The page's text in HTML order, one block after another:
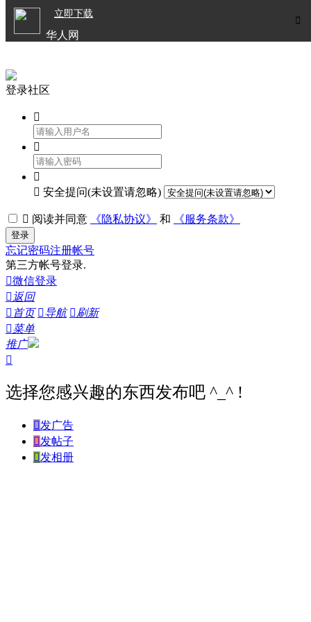

立即下载
华人网
登录社区



 安全提问(未设置请忽略)
 阅读并同意 《隐私协议》 和 《服务条款》
登录
忘记密码注册帐号
第三方帐号登录.
微信登录
 返回
 首页 导航 刷新
菜单
推广

选择您感兴趣的东西发布吧 ^_^ !
发广告
发帖子
发相册